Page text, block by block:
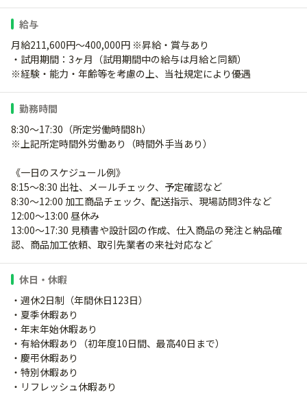
給与
月給211,600円～400,000円 ※昇給・賞与あり
・試用期間：3ヶ月（試用期間中の給与は月給と同額）
※経験・能力・年齢等を考慮の上、当社規定により優遇
勤務時間
8:30～17:30（所定労働時間8h）
※上記所定時間外労働あり（時間外手当あり）
《一日のスケジュール例》
8:15～8:30 出社、メールチェック、予定確認など
8:30～12:00 加工商品チェック、配送指示、現場訪問3件など
12:00～13:00 昼休み
13:00～17:30 見積書や設計図の作成、仕入商品の発注と納品確
認、商品加工依頼、取引先業者の来社対応など
休日・休暇
・週休2日制（年間休日123日）
・夏季休暇あり
・年末年始休暇あり
・有給休暇あり（初年度10日間、最高40日まで）
・慶弔休暇あり
・特別休暇あり
・リフレッシュ休暇あり